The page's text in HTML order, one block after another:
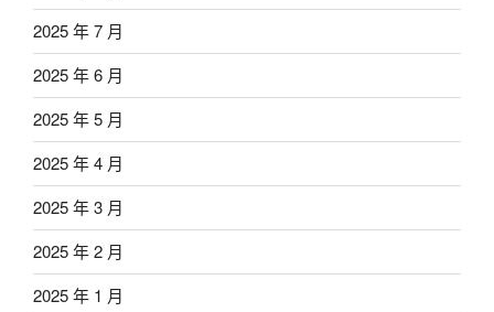
2025 年 7 月
2025 年 6 月
2025 年 5 月
2025 年 4 月
2025 年 3 月
2025 年 2 月
2025 年 1 月